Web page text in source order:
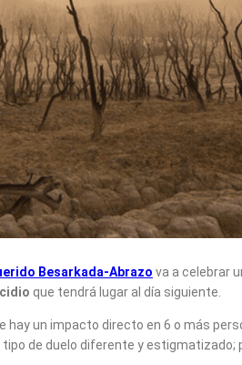
Besarkada-Abrazo va a celebrar
que tendrá lugar al día siguiente.
un impacto directo en 6 o más
de duelo diferente y